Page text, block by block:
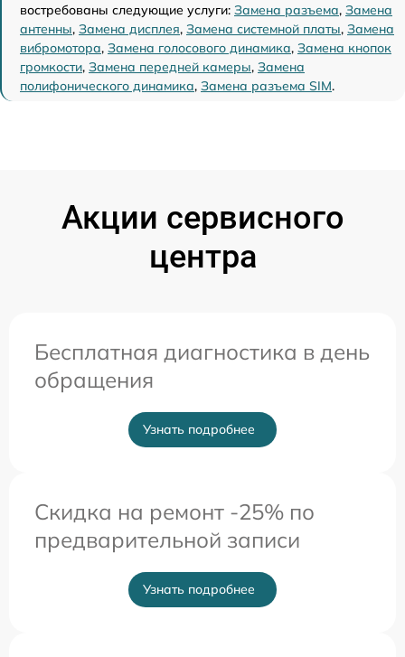
востребованы следующие услуги: Замена разъема, Замена
антенны, Замена дисплея, Замена системной платы, Замена
вибромотора, Замена голосового динамика, Замена кнопок
громкости, Замена передней камеры, Замена
полифонического динамика, Замена разъема SIM.
Акции сервисного
центра
Бесплатная диагностика в день
обращения
Узнать подробнее
Скидка на ремонт -25% по
предварительной записи
Узнать подробнее